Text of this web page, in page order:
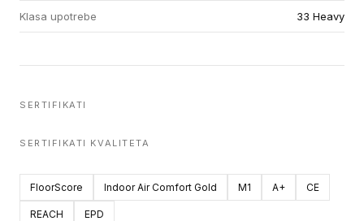
Klasa upotrebe 33 Heavy
SERTIFIKATI
SERTIFIKATI KVALITETA
FloorScore Indoor Air Comfort Gold M1 A+ CE
REACH EPD